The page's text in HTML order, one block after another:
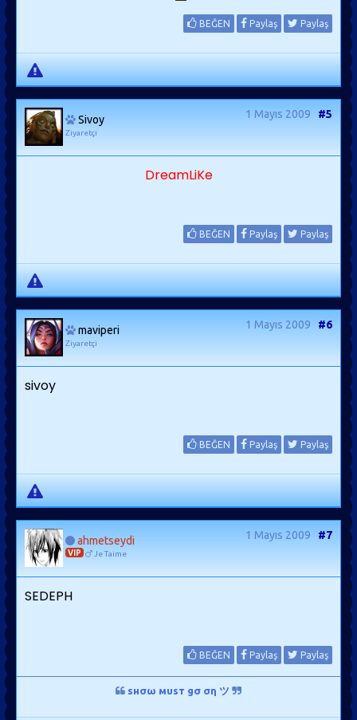
BEĞEN Paylaş Paylaş
Sivoy
Ziyaretçi
1 Mayıs 2009 #5
DreamLiKe
BEĞEN Paylaş Paylaş
maviperi
Ziyaretçi
1 Mayıs 2009 #6
sivoy
BEĞEN Paylaş Paylaş
ahmetseydi
VIP Je Taime
1 Mayıs 2009 #7
SEDEPH
BEĞEN Paylaş Paylaş
ѕнσω мυѕт gσ ση ツ